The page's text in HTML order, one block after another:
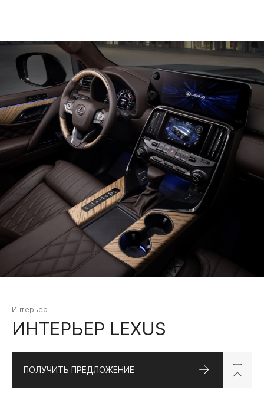
Интерьер
ИНТЕРЬЕР LEXUS
ПОЛУЧИТЬ ПРЕДЛОЖЕНИЕ